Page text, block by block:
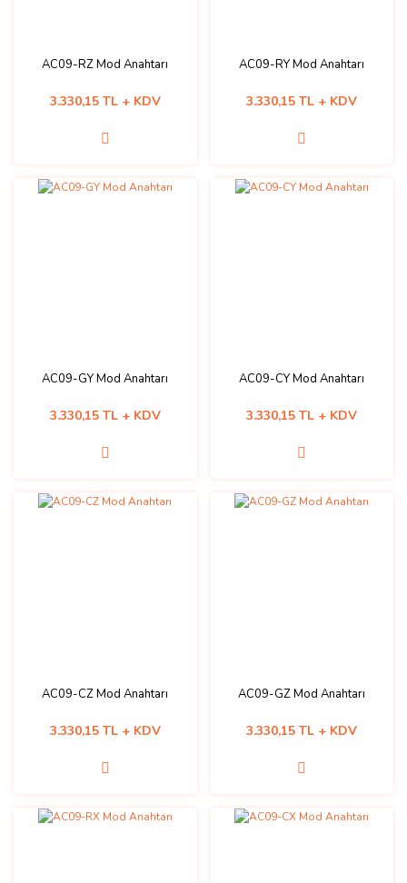
AC09-RZ Mod Anahtarı
3.330,15 TL + KDV
AC09-RY Mod Anahtarı
3.330,15 TL + KDV
AC09-GY Mod Anahtarı
3.330,15 TL + KDV
AC09-CY Mod Anahtarı
3.330,15 TL + KDV
AC09-CZ Mod Anahtarı
3.330,15 TL + KDV
AC09-GZ Mod Anahtarı
3.330,15 TL + KDV